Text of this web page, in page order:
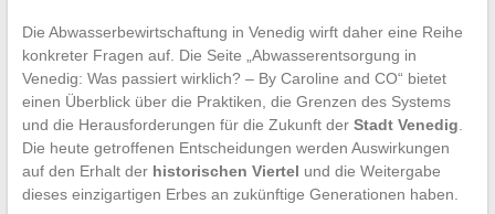
Die Abwasserbewirtschaftung in Venedig wirft daher eine Reihe
konkreter Fragen auf. Die Seite „Abwasserentsorgung in
Venedig: Was passiert wirklich? – By Caroline and CO“ bietet
einen Überblick über die Praktiken, die Grenzen des Systems
und die Herausforderungen für die Zukunft der Stadt Venedig
Die heute getroffenen Entscheidungen werden Auswirkungen
auf den Erhalt der historischen Viertel und die Weitergabe
dieses einzigartigen Erbes an zukünftige Generationen haben.